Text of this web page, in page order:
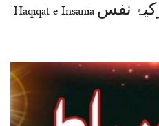
حقیقت ِانسانیہ اور تزکیۂ نفس Haqiqat-e-Insania